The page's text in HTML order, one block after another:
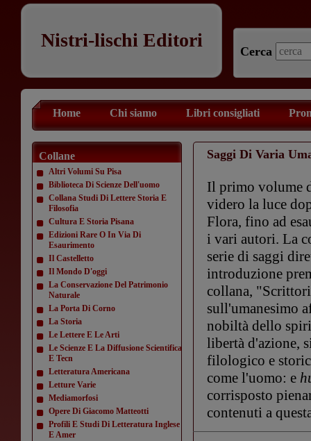
Nistri-lischi Editori
Cerca
Home Chi siamo Libri consigliati
Collane
Altri Volumi Su Pisa
Biblioteca Di Scienze Dell'uomo
Collana Studi Di Lettere Storia E
Filosofia
Cultura E Storia Pisana
Edizioni Rare O In Via Di
Esaurimento
Il Castelletto
Il Mondo D'oggi
La Conservazione Del Patrimonio
Naturale
La Porta Di Corno
La Storia
Le Lettere E Le Arti
Le Scienze E La Diffusione Scientifica
E Tecn
Letteratura Americana
Letture Varie
Mediamorfosi
Opere Di Giacomo Matteotti
Profili E Studi Di Letteratura Inglese
E Amer
Saggi Di Varia
Il primo volume
videro la luce
Flora, fino ad
i vari autori. La
serie di saggi
introduzione
collana,
sull'umanesimo
nobiltà dello
libertà d'azione,
filologico e
come l'uomo: e
corrisposto
contenuti a